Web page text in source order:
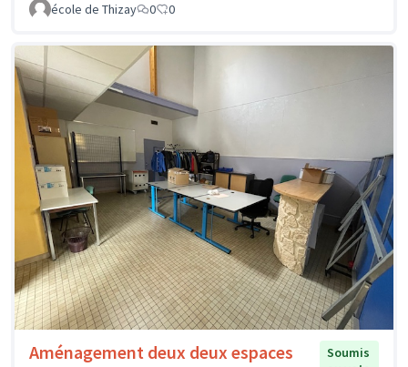
école de Thizay
0 0
Aménagement deux deux espaces
Soumis